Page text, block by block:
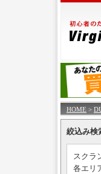
HOME >
絞込み検
スクラ
各エリ